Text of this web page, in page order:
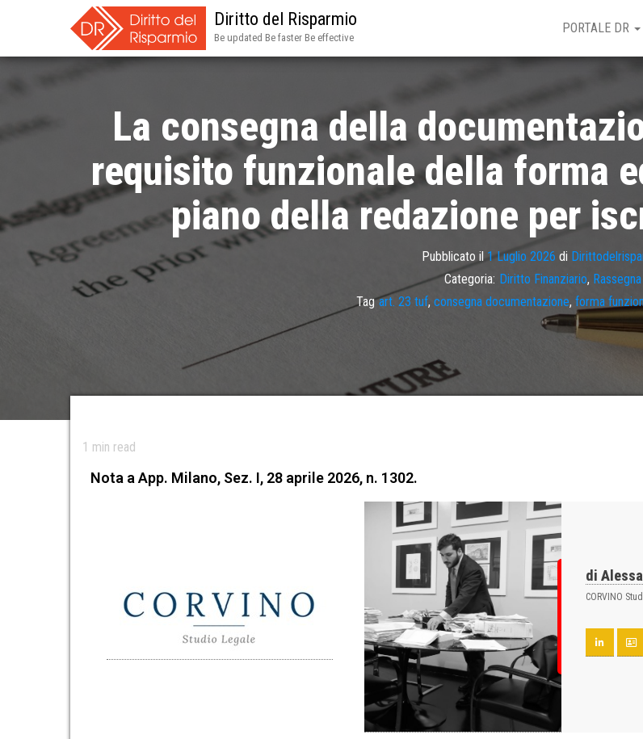
Diritto del Risparmio
Be updated Be faster Be effective
PORTALE DR
La consegna della
requisito funzionale della forma
piano della redazione per
Pubblicato il 1 Luglio 2026 di
Categoria: Diritto Finanziario, Rassegna
Tag art. 23 tuf, consegna documentazione, forma
1 min read
Nota a App. Milano, Sez. I, 28 aprile 2026, n. 1302.
di
CORVINO